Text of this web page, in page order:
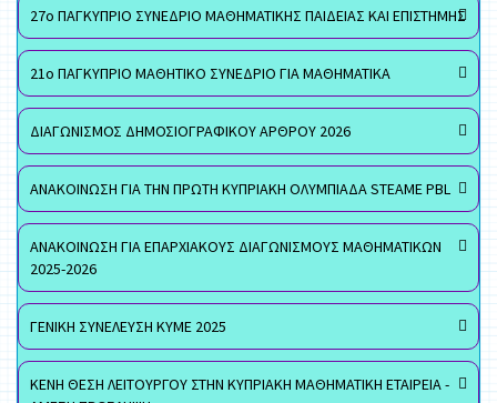
27ο ΠΑΓΚΥΠΡΙΟ ΣΥΝΕΔΡΙΟ ΜΑΘΗΜΑΤΙΚΗΣ ΠΑΙΔΕΙΑΣ ΚΑΙ ΕΠΙΣΤΗΜΗΣ
21ο ΠΑΓΚΥΠΡΙΟ ΜΑΘΗΤΙΚΟ ΣΥΝΕΔΡΙΟ ΓΙΑ ΜΑΘΗΜΑΤΙΚΑ
ΔΙΑΓΩΝΙΣΜΟΣ ΔΗΜΟΣΙΟΓΡΑΦΙΚΟΥ ΑΡΘΡΟΥ 2026
ΑΝΑΚΟΙΝΩΣΗ ΓΙΑ ΤΗΝ ΠΡΩΤΗ ΚΥΠΡΙΑΚΗ ΟΛΥΜΠΙΑΔΑ STEAME PBL
ΑΝΑΚΟΙΝΩΣΗ ΓΙΑ ΕΠΑΡΧΙΑΚΟΥΣ ΔΙΑΓΩΝΙΣΜΟΥΣ ΜΑΘΗΜΑΤΙΚΩΝ
2025-2026
ΓΕΝΙΚΗ ΣΥΝΕΛΕΥΣΗ ΚΥΜΕ 2025
ΚΕΝΗ ΘΕΣΗ ΛΕΙΤΟΥΡΓΟΥ ΣΤΗΝ ΚΥΠΡΙΑΚΗ ΜΑΘΗΜΑΤΙΚΗ ΕΤΑΙΡΕΙΑ -